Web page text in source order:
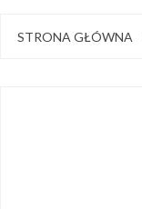
STRONA GŁÓWNA